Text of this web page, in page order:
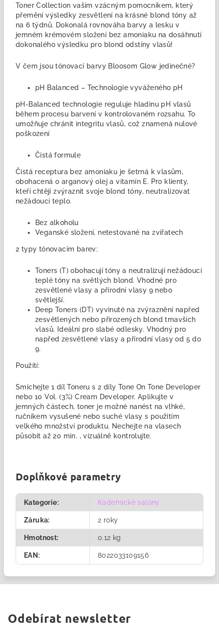
Toner Collection vaším vzácným pomocníkem, který
přemění výsledky zesvětlení na krásné blond tóny až
na 6 týdnů. Dokonalá rovnováha barvy a lesku v
jemném krémovém složení bez amoniaku na dosáhnutí
dokonalého výsledku pro blond odstíny vlasů!
V čem jsou tónovací barvy Bloosom Glow jedinečné?
pH Balanced – Technologie vyváženého pH
pH-Balanced technologie reguluje hladinu pH vlasů
během procesu barvení v kontrolovaném rozsahu. To
umožňuje chránit integritu vlasů, což znamená nulové
poškození
Čistá formule
Čistá receptura ​​bez amoniaku je šetrná k vlasům,
obohacená o arganový olej a vitamín E. Pro klienty,
kteří chtějí zvýraznit svoje blond tóny, neutralizovat
nežádoucí teplo.
Bez alkoholu
Veganské složení, netestované na zvířatech
2 typy tónovacím barev:
Toners (T) obohacují tóny a neutralizují nežádoucí
teplé tóny na světlých blond. Vhodné pro
zesvětlené vlasy a přírodní vlasy 9 nebo
světlejší.
Deep Toners (DT) vyvinuté na zvýraznění napřed
zesvětlených nebo přirozených blond tmavších
vlasů. Ideální pro slabé odlesky. Vhodný pro
napřed zesvětlené vlasy a přírodní vlasyod 5 do
9.
Použití:
Smíchejte 1 díl Toneru s 2 díly Tone On Tone Developer
nebo 10 Vol. (3%) Cream Developer. Aplikujte v
jemných částech, toner je možné nanést na vlhké,
ručníkem vysušené nebo suché vlasy s použitím
velkého množství produktu. Nechejte na vlasech
působit až 20 min. , vizuálně kontrolujte.
Doplňkové parametry
Kategorie: Kadeřnické salóny
Záruka: 2 roky
Hmotnost: 0.12 kg
EAN : 8022033109156
Odebírat newsletter